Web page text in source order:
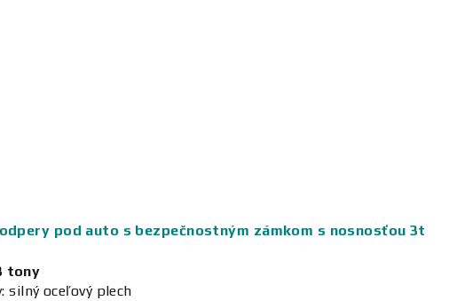
pod auto s bezpečnostným zámkom s nosnosťou 3t
tony
silný oceľový plech